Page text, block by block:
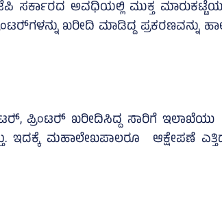
ಸರ್ಕಾರದ ಅವಧಿಯಲ್ಲಿ ಮುಕ್ತ ಮಾರುಕಟ್ಟೆಯ
ಖರೀದಿ ಮಾಡಿದ್ದ ಪ್ರಕರಣವನ್ನು
ಪ್ರಿಂಟರ್‍‌ ಖರೀದಿಸಿದ್ದ ಸಾರಿಗೆ
ಇದಕ್ಕೆ ಮಹಾಲೇಖಪಾಲರೂ ಆಕ್ಷೇಪಣೆ